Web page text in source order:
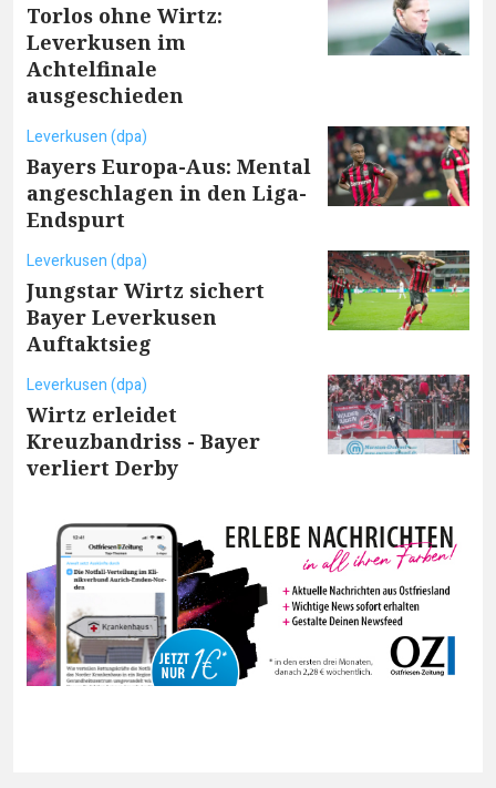
Torlos ohne Wirtz:
Leverkusen im
Achtelfinale
ausgeschieden
Leverkusen (dpa)
Bayers Europa-Aus: Mental
angeschlagen in den Liga-
Endspurt
Leverkusen (dpa)
Jungstar Wirtz sichert
Bayer Leverkusen
Auftaktsieg
Leverkusen (dpa)
Wirtz erleidet
Kreuzbandriss - Bayer
verliert Derby